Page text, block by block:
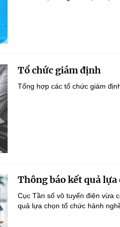
Tổ chức giám định
Tổng hợp các tổ chức giám
Thông báo kết quả
Cục Tần số vô tuyến điện vừa
quả lựa chọn tổ chức hành